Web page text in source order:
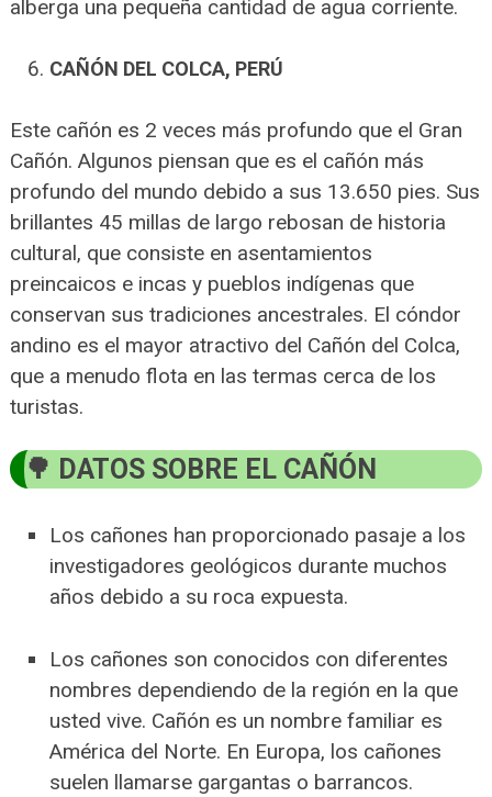
alberga una pequeña cantidad de agua corriente.
CAÑÓN DEL COLCA, PERÚ
Este cañón es 2 veces más profundo que el Gran
Cañón. Algunos piensan que es el cañón más
profundo del mundo debido a sus 13.650 pies. Sus
brillantes 45 millas de largo rebosan de historia
cultural, que consiste en asentamientos
preincaicos e incas y pueblos indígenas que
conservan sus tradiciones ancestrales. El cóndor
andino es el mayor atractivo del Cañón del Colca,
que a menudo flota en las termas cerca de los
turistas.
DATOS SOBRE EL CAÑÓN
Los cañones han proporcionado pasaje a los
investigadores geológicos durante muchos
años debido a su roca expuesta.
Los cañones son conocidos con diferentes
nombres dependiendo de la región en la que
usted vive. Cañón es un nombre familiar es
América del Norte. En Europa, los cañones
suelen llamarse gargantas o barrancos.